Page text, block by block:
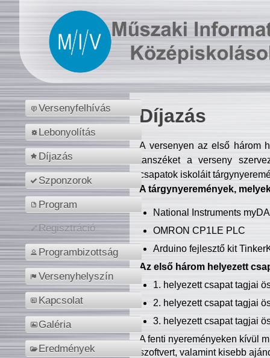
Versenyfelhívás
Lebonyolítás
Díjazás
Szponzorok
Program
Regisztráció
Programbizottság
Versenyhelyszín
Kapcsolat
Galéria
Eredmények
Díjazás
A versenyen az első három
tanszéket a verseny
csapatok iskoláit
A tárgynyeremények,
National Instruments
OMRON CP1LE PLC
Arduino fejlesztő kit
Az első három helyezett
1. helyezett csapat tagjai
2. helyezett csapat tagjai
3. helyezett csapat tagjai
A fenti nyereményeken kívül
szoftvert, valamint kisebb